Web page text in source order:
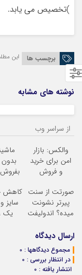
)تخصیص می یابد.
برچسب ها این
نوشته های مشابه
از سراسر وب
والکس: بازار
امن برای خرید
و فروش
دیجیتال
صورتت از سنت
پیرتر نشونت
میده؟ اندولیفت
کاهش
سایز
یک
ارسال دیدگاه
مجموع دیدگاهها : 0
در انتظار بررسی : 0
انتشار یافته : 0